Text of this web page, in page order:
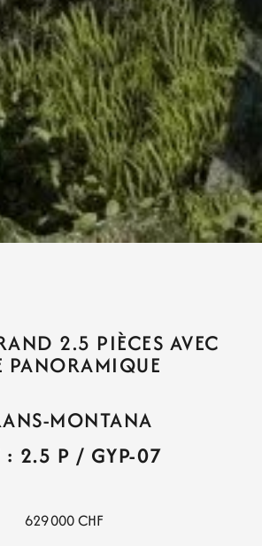
2.5 PIÈCES AVEC
PANORAMIQUE
MONTANA
: 2.5 P / GYP-07
629 000 CHF